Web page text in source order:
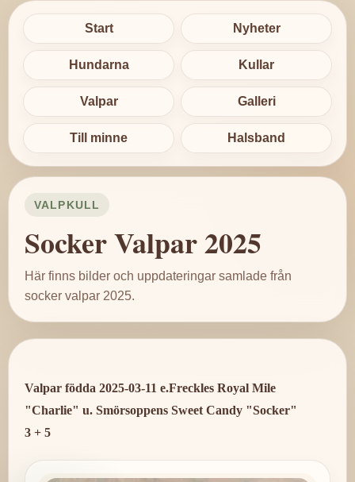
Start Nyheter
Hundarna Kullar
Valpar Galleri
Till minne Halsband
VALPKULL
Socker Valpar 2025
Här finns bilder och uppdateringar samlade från
socker valpar 2025.
Valpar födda 2025-03-11 e.Freckles Royal Mile
"Charlie" u. Smörsoppens Sweet Candy "Socker"
3 + 5